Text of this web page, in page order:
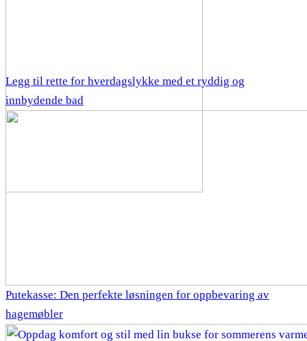
Legg til rette for hverdagslykke med et ryddig og
innbydende bad
Putekasse: Den perfekte løsningen for oppbevaring av
hagemøbler